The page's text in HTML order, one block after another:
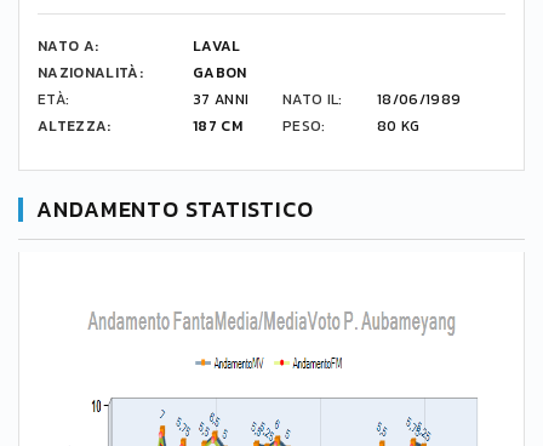
NATO A:
LAVAL
NAZIONALITÀ:
GABON
ETÀ:
37 ANNI NATO IL:
18/06/1989
ALTEZZA:
187 CM PESO: 80 KG
ANDAMENTO STATISTICO